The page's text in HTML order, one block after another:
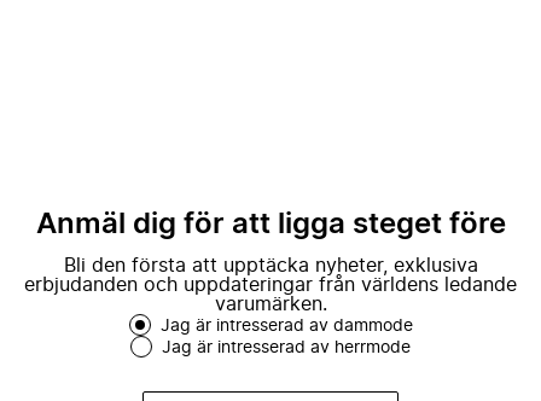
Anmäl dig för att ligga steget före
Bli den första att upptäcka nyheter, exklusiva
erbjudanden och uppdateringar från världens ledande
varumärken.
Jag är intresserad av dammode
Jag är intresserad av herrmode